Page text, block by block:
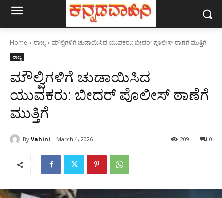
Home ರಾಜ್ಯ ಮೌಲ್ವಿಗಳಿಗೆ ಚುಡಾಯಿಸಿದ ಯುವಕರು: ಬೀದರ್ ಪೊಲೀಸ್ ಠಾಣೆಗೆ ಮುತ್ತಿಗೆ
ರಾಜ್ಯ
ಮೌಲ್ವಿಗಳಿಗೆ ಚುಡಾಯಿಸಿದ
ಯುವಕರು: ಬೀದರ್ ಪೊಲೀಸ್ ಠಾಣೆಗೆ
ಮುತ್ತಿಗೆ
By Vahini March 4, 2026 0
209